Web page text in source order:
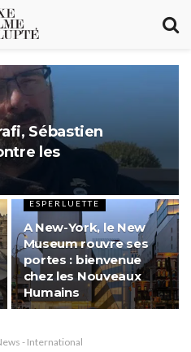
Sébastien
les
ESPERLUETTE
A New-York, le New
Museum rouvre ses
portes : bienvenue
chez les Nouveaux
Humains
- International